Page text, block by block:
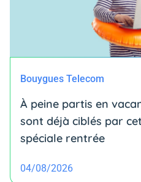
Bouygues Telecom
À peine partis en
sont déjà ciblés par
spéciale rentrée
04/08/2026